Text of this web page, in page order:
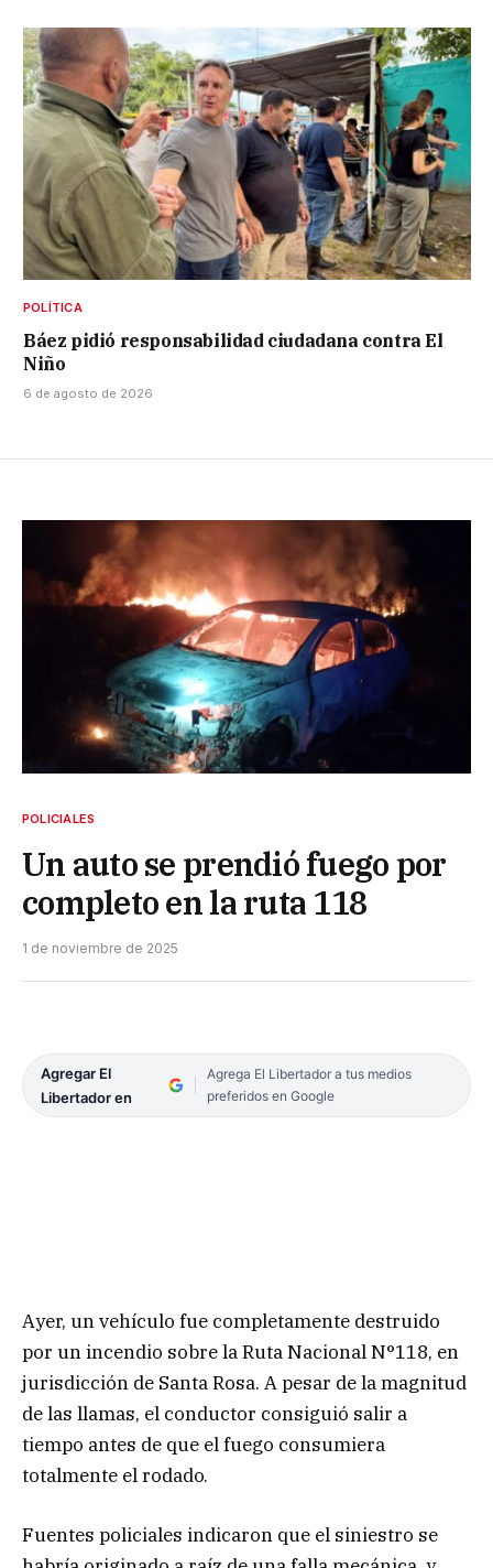
POLÍTICA
Báez pidió responsabilidad ciudadana contra El
Niño
6 de agosto de 2026
POLICIALES
Un auto se prendió fuego por
completo en la ruta 118
1 de noviembre de 2025
Agregar El
Libertador en
Agrega El Libertador a tus medios
preferidos en Google
Ayer, un vehículo fue completamente destruido
por un incendio sobre la Ruta Nacional N°118, en
jurisdicción de Santa Rosa. A pesar de la magnitud
de las llamas, el conductor consiguió salir a
tiempo antes de que el fuego consumiera
totalmente el rodado.
Fuentes policiales indicaron que el siniestro se